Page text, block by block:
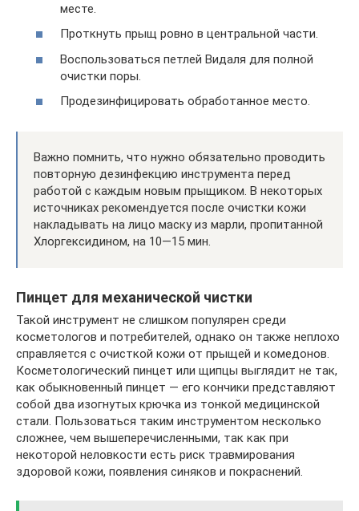
месте.
Проткнуть прыщ ровно в центральной части.
Воспользоваться петлей Видаля для полной
очистки поры.
Продезинфицировать обработанное место.
Важно помнить, что нужно обязательно проводить
повторную дезинфекцию инструмента перед
работой с каждым новым прыщиком. В некоторых
источниках рекомендуется после очистки кожи
накладывать на лицо маску из марли, пропитанной
Хлоргексидином, на 10—15 мин.
Пинцет для механической чистки
Такой инструмент не слишком популярен среди
косметологов и потребителей, однако он также неплохо
справляется с очисткой кожи от прыщей и комедонов.
Косметологический пинцет или щипцы выглядит не так,
как обыкновенный пинцет — его кончики представляют
собой два изогнутых крючка из тонкой медицинской
стали. Пользоваться таким инструментом несколько
сложнее, чем вышеперечисленными, так как при
некоторой неловкости есть риск травмирования
здоровой кожи, появления синяков и покраснений.